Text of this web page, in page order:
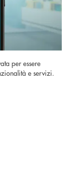
per essere
e servizi.